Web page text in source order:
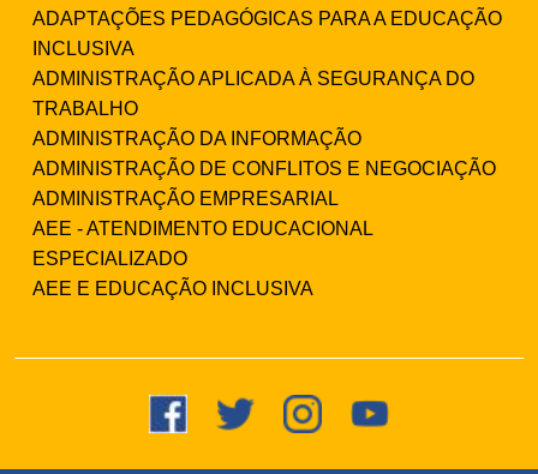
ADAPTAÇÕES PEDAGÓGICAS PARA A EDUCAÇÃO
INCLUSIVA
ADMINISTRAÇÃO APLICADA À SEGURANÇA DO
TRABALHO
ADMINISTRAÇÃO DA INFORMAÇÃO
ADMINISTRAÇÃO DE CONFLITOS E NEGOCIAÇÃO
ADMINISTRAÇÃO EMPRESARIAL
AEE - ATENDIMENTO EDUCACIONAL
ESPECIALIZADO
AEE E EDUCAÇÃO INCLUSIVA